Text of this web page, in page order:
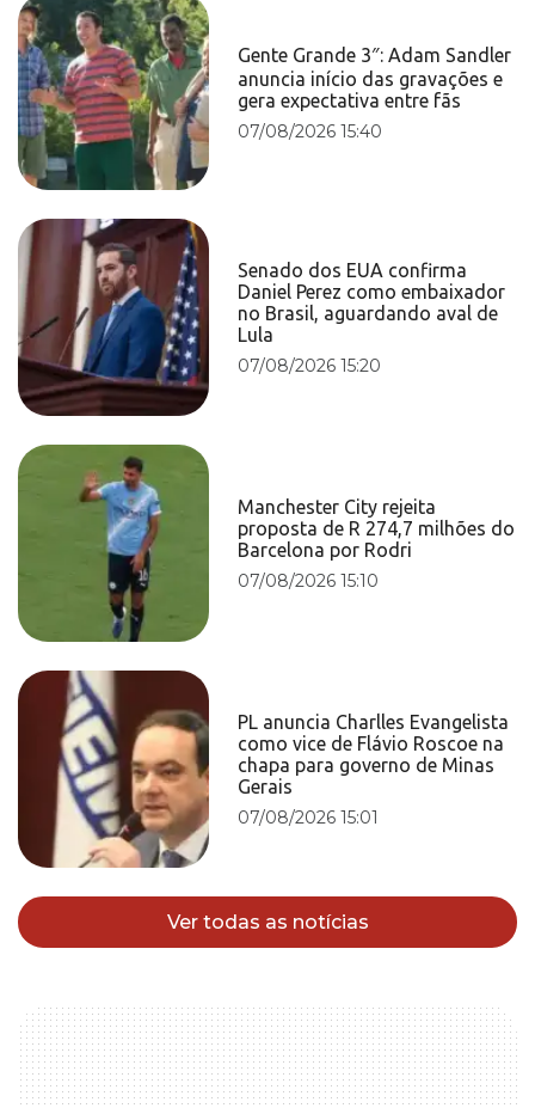
Gente Grande 3″: Adam Sandler
anuncia início das gravações e
gera expectativa entre fãs
07/08/2026 15:40
Senado dos EUA confirma
Daniel Perez como embaixador
no Brasil, aguardando aval de
Lula
07/08/2026 15:20
Manchester City rejeita
proposta de R 274,7 milhões do
Barcelona por Rodri
07/08/2026 15:10
PL anuncia Charlles Evangelista
como vice de Flávio Roscoe na
chapa para governo de Minas
Gerais
07/08/2026 15:01
Ver todas as notícias